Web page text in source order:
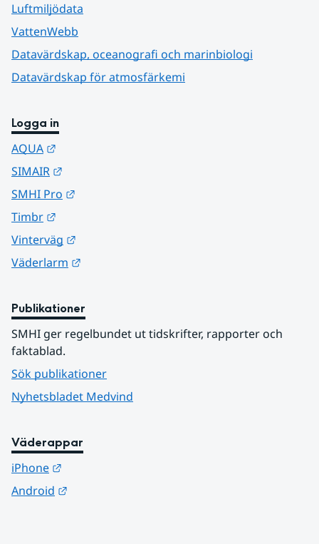
Luftmiljödata
VattenWebb
Datavärdskap, oceanografi och marinbiologi
Datavärdskap för atmosfärkemi
Logga in
AQUA
SIMAIR
SMHI Pro
Timbr
Vinterväg
Väderlarm
Publikationer
SMHI ger regelbundet ut tidskrifter, rapporter och
faktablad.
Sök publikationer
Nyhetsbladet Medvind
Väderappar
iPhone
Android